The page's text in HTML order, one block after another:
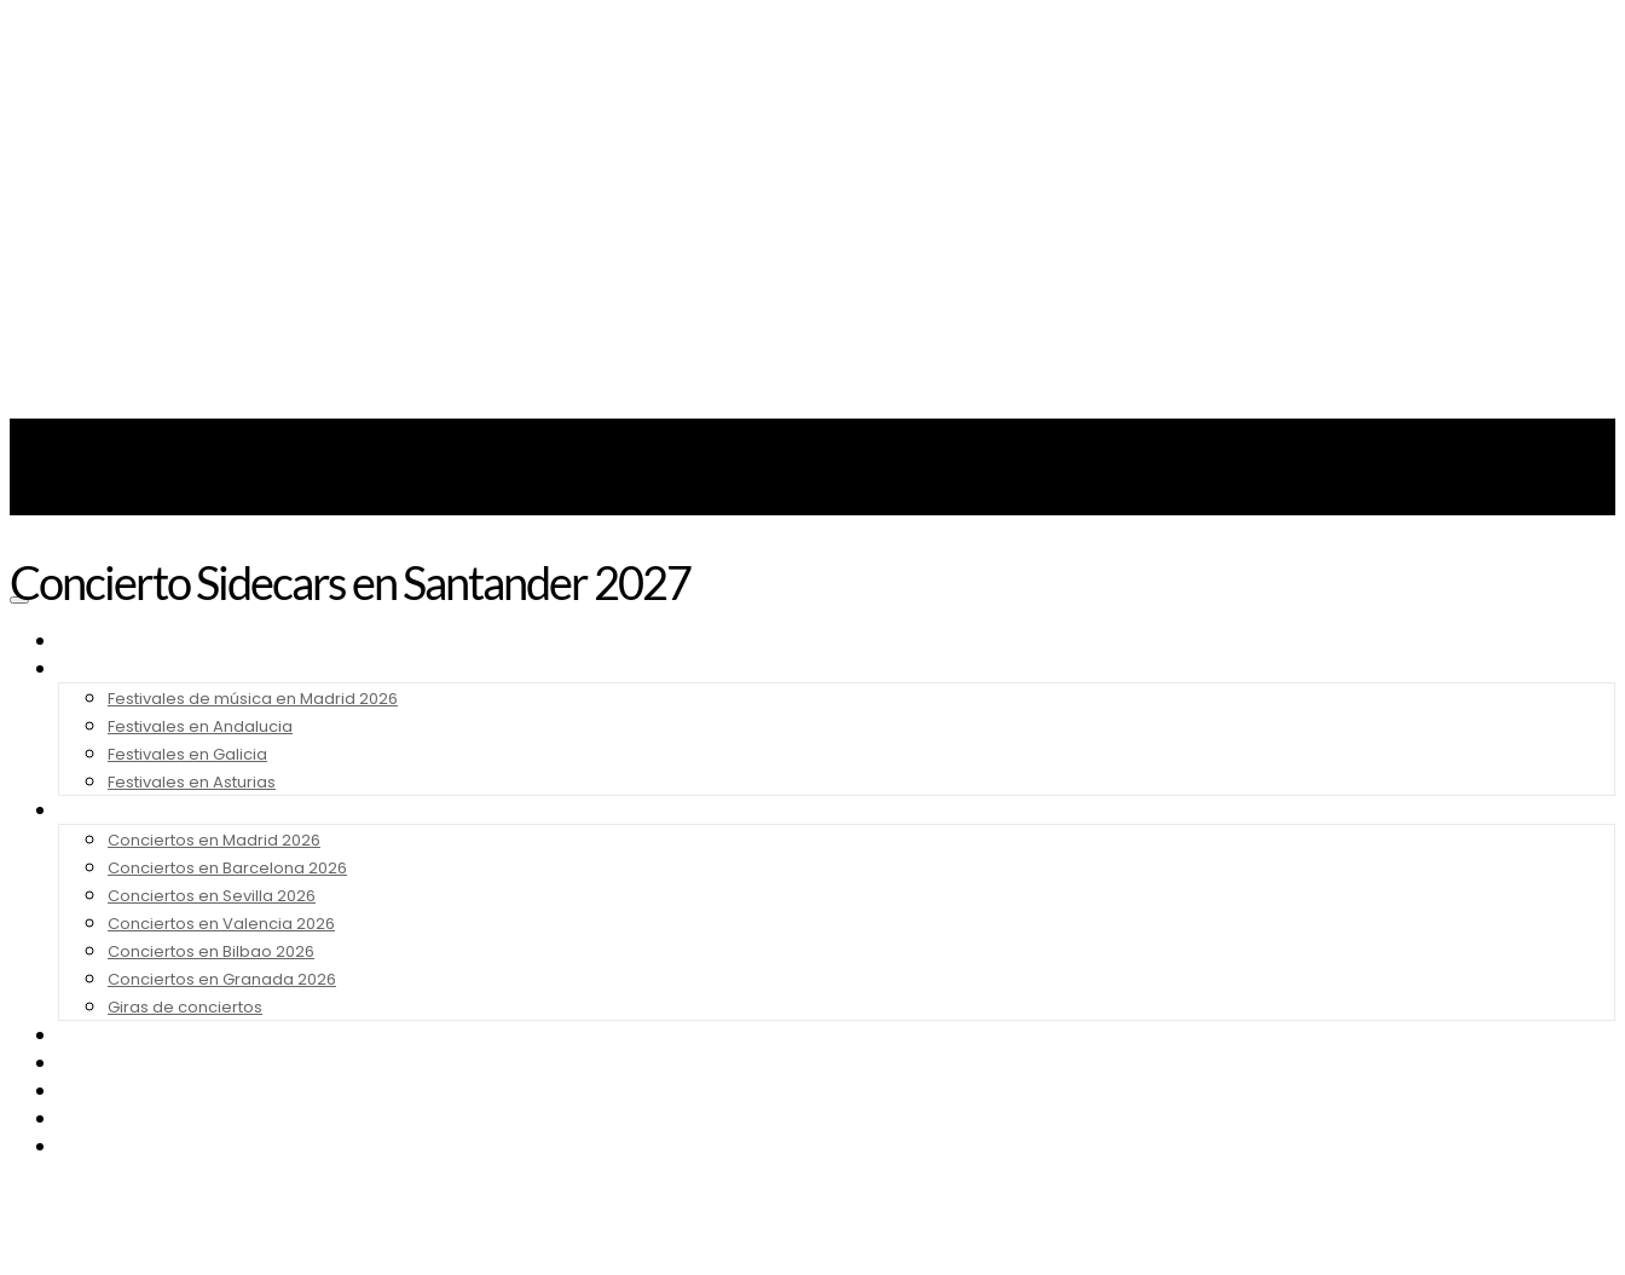
Festivales de música en Madrid 2026
Festivales en Andalucia
Festivales en Galicia
Festivales en Asturias
Conciertos en Madrid 2026
Conciertos en Barcelona 2026
Conciertos en Sevilla 2026
Conciertos en Valencia 2026
Conciertos en Bilbao 2026
Conciertos en Granada 2026
Giras de conciertos
Concierto Sidecars en Santander 2027